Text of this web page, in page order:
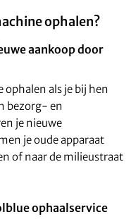
ophalen?
aankoop door
ophalen als je bij hen
bezorg- en
je nieuwe
je oude apparaat
of naar de milieustraat
ophaalservice